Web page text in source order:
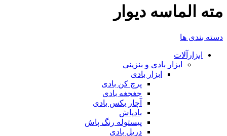
مته الماسه دیوار
دسته بندی ها
ابزارآلات
ابزار بادی و بنزینی
ابزار بادی
پرچ کن بادی
جغجغه بادی
آچار بکس بادی
بادپاش
پیستوله رنگ پاش
دریل بادی